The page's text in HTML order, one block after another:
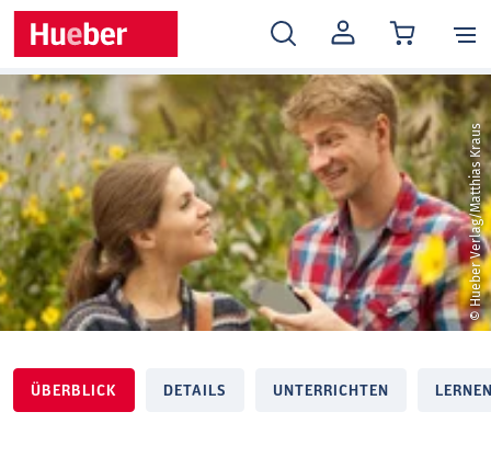
MEIN
KONTO
© Hueber Verlag/Matthias Kraus
ÜBERBLICK DETAILS UNTERRICHTEN